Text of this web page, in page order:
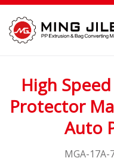
High
Protector
Auto
MGA-17A-